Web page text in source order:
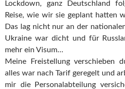
Lockdown, ganz Deutschland
Reise, wie wir sie geplant hatten
Das lag nicht nur an der
Ukraine war dicht und für
mehr ein Visum…
Meine Freistellung verschieben
alles war nach Tarif geregelt und
mir die Personalabteilung